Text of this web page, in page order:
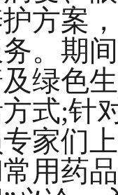
方案
。期
绿色
式;针
家们
用药